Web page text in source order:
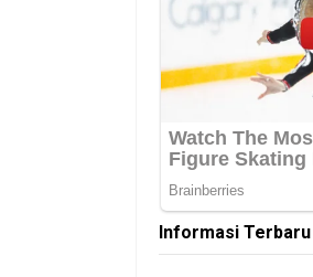
Informasi Terbaru